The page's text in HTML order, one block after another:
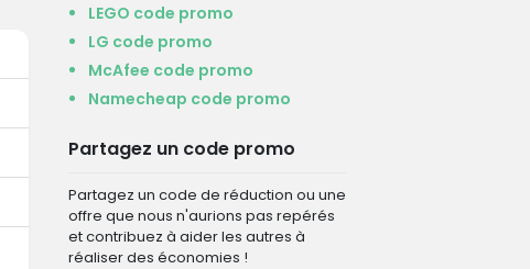
LEGO code promo
LG code promo
McAfee code promo
Namecheap code promo
Partagez un code promo
Partagez un code de réduction ou une
offre que nous n'aurions pas repérés
et contribuez à aider les autres à
réaliser des économies !